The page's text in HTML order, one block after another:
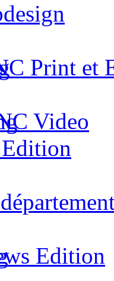
Print et
Video
Edition